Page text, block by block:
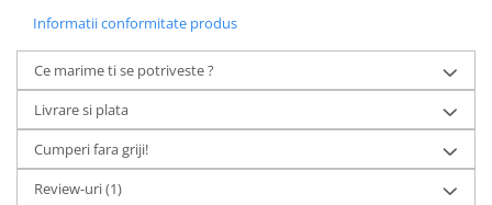
Informatii conformitate produs
Ce marime ti se potriveste ?
Livrare si plata
Cumperi fara griji!
Review-uri(1)